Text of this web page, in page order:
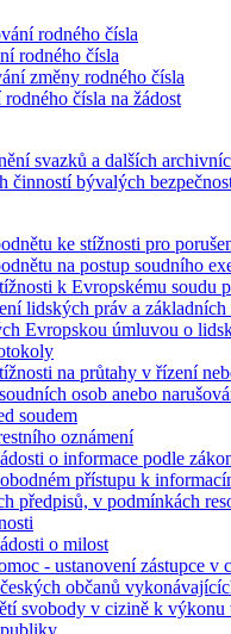
rodného čísla
rodného čísla
změny rodného čísla
čísla na žádost
svazků a dalších
činností bývalých
ke stížnosti pro
na postup soudního
k Evropskému soudu
lidských práv a základních
Evropskou úmluvou o
na průtahy v řízení
osob anebo
soudem
oznámení
o informace podle
přístupu k
předpisů, v podmínkách
o milost
- ustanovení zástupce v
občanů
svobody v cizině k výkonu